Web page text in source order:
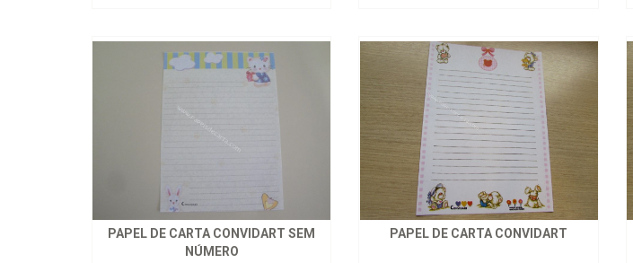
PAPEL DE CARTA CONVIDART SEM
NÚMERO
PAPEL DE CARTA CONVIDART